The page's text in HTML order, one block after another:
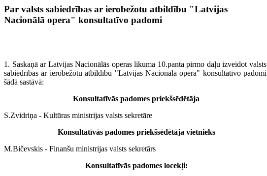
Par valsts sabiedrības ar ierobežotu atbildību "Latvijas
Nacionālā opera" konsultatīvo padomi
1. Saskaņā ar Latvijas Nacionālās operas likuma 10.panta pirmo daļu izveidot valsts
sabiedrības ar ierobežotu atbildību "Latvijas Nacionālā opera" konsultatīvo padomi
šādā sastāvā:
Konsultatīvās padomes priekšsēdētāja
S.Zvidriņa - Kultūras ministrijas valsts sekretāre
Konsultatīvās padomes priekšsēdētāja vietnieks
M.Bičevskis - Finanšu ministrijas valsts sekretārs
Konsultatīvās padomes locekļi: